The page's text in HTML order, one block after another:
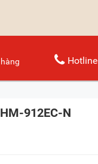
Hotline
912EC-N